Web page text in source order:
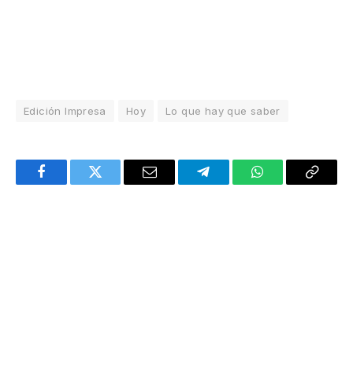
Edición Impresa Hoy Lo que hay que saber
FacebookTwitter Email TelegramWhatsAppCopy